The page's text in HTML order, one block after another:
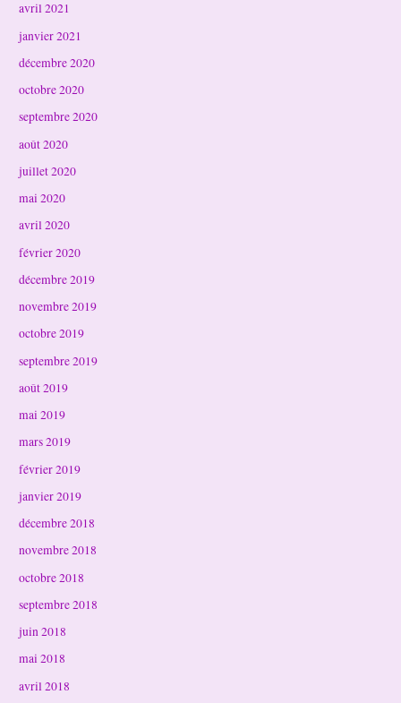
avril 2021
janvier 2021
décembre 2020
octobre 2020
septembre 2020
août 2020
juillet 2020
mai 2020
avril 2020
février 2020
décembre 2019
novembre 2019
octobre 2019
septembre 2019
août 2019
mai 2019
mars 2019
février 2019
janvier 2019
décembre 2018
novembre 2018
octobre 2018
septembre 2018
juin 2018
mai 2018
avril 2018